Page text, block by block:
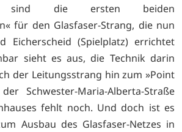
sind die ersten beiden
für den Glasfaser-Strang, die nun
Eicherscheid (Spielplatz) errichtet
sieht es aus, die Technik darin
der Leitungsstrang hin zum »Point
Schwester-Maria-Alberta-Straße
fehlt noch. Und doch ist es
Ausbau des Glasfaser-Netzes in